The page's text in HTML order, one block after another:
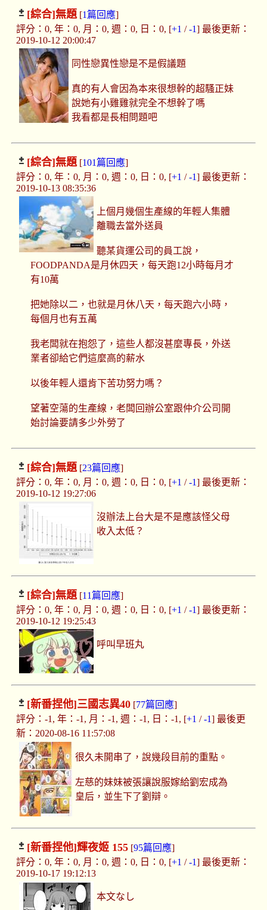
[綜合]無題[1篇回應]
評分：0, 年：0, 月：0, 週：0, 日：0, [+1 /-1] 最後更新：
2019-10-12 20:00:47
同性戀異性戀是不是假議題
真的有人會因為本來很想幹的超騷正妹
說她有小雞雞就完全不想幹了嗎
我看都是長相問題吧
[綜合]無題[101篇回應]
評分：0, 年：0, 月：0, 週：0, 日：0, [+1 /-1] 最後更新：
2019-10-13 08:35:36
上個月幾個生產線的年輕人集體
離職去當外送員
聽某貨運公司的員工說，
FOODPANDA是月休四天，每天跑12小時每月才
有10萬
把她除以二，也就是月休八天，每天跑六小時，
每個月也有五萬
我老闆就在抱怨了，這些人都沒甚麼專長，外送
業者卻給它們這麼高的薪水
以後年輕人還肯下苦功努力嗎？
望著空蕩的生產線，老闆回辦公室跟仲介公司開
始討論要請多少外勞了
[綜合]無題[23篇回應]
評分：0, 年：0, 月：0, 週：0, 日：0, [+1 /-1] 最後更新：
2019-10-12 19:27:06
沒辦法上台大是不是應該怪父母
收入太低？
[綜合]無題[11篇回應]
評分：0, 年：0, 月：0, 週：0, 日：0, [+1 /-1] 最後更新：
2019-10-12 19:25:43
呼叫早班丸
[新番捏他]三國志異40[77篇回應]
評分：-1, 年：-1, 月：-1, 週：-1, 日：-1, [+1 /-1] 最後更
新：2020-08-16 11:57:08
很久未開串了，說幾段目前的重點。
左慈的妹妹被張讓說服嫁給劉宏成為
皇后，並生下了劉辯。
[新番捏他]輝夜姬 155[95篇回應]
評分：0, 年：0, 月：0, 週：0, 日：0, [+1 /-1] 最後更新：
2019-10-17 19:12:13
本文なし